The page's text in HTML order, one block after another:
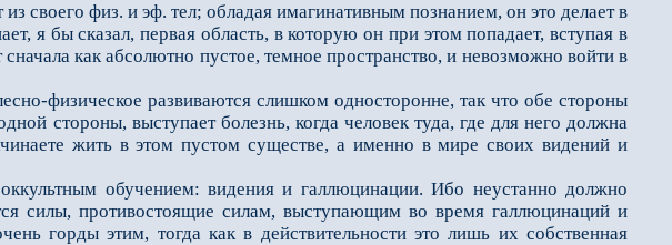
своего физ. и эф. тел; обладая имагинативным познанием, он это делает в
я бы сказал, первая область, в которую он при этом попадает, вступая в
как абсолютно пустое, темное пространство, и невозможно войти в
физическое развиваются слишком односторонне, так что обе стороны
стороны, выступает болезнь, когда человек туда, где для него должна
жить в этом пустом существе, а именно в мире своих видений и
обучением: видения и галлюцинации. Ибо неустанно должно
силы, противостоящие силам, выступающим во время галлюцинаций и
горды этим, тогда как в действительности это лишь их собственная